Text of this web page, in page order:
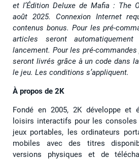
et l’Édition Deluxe de Mafia : The
août 2025. Connexion Internet
contenus bonus. Pour les pré-
articles seront
lancement. Pour les pré-
seront livrés grâce à un code dans
le jeu. Les conditions s’appliquent.
À propos de 2K
Fondé en 2005, 2K développe et
loisirs interactifs pour les
jeux portables, les ordinateurs
mobiles avec des titres
versions physiques et de